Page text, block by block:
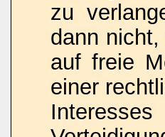
zu
dann
auf freie
einer